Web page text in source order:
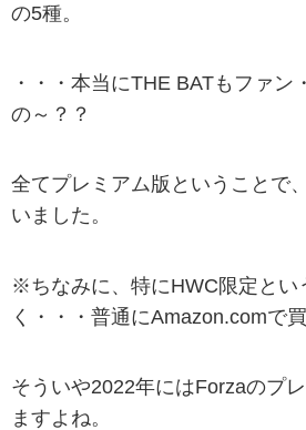
の5種。
・・・本当にTHE BATもファン
の～？？
全てプレミアム版ということで
いました。
※ちなみに、特にHWC限定とい
く・・・普通にAmazon.comで
そういや2022年にはForzaのプ
ますよね。